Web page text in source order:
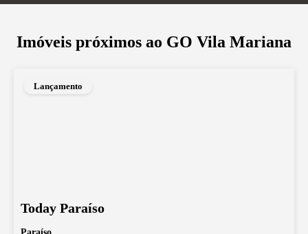
Imóveis próximos ao GO Vila Mariana
Lançamento
Today Paraíso